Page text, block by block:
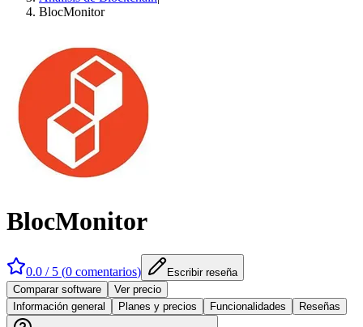
BlocMonitor
BlocMonitor
0.0 / 5 (0 comentarios)
Escribir reseña
Comparar software
Ver precio
Información general
Planes y precios Funcionalidades Reseñas